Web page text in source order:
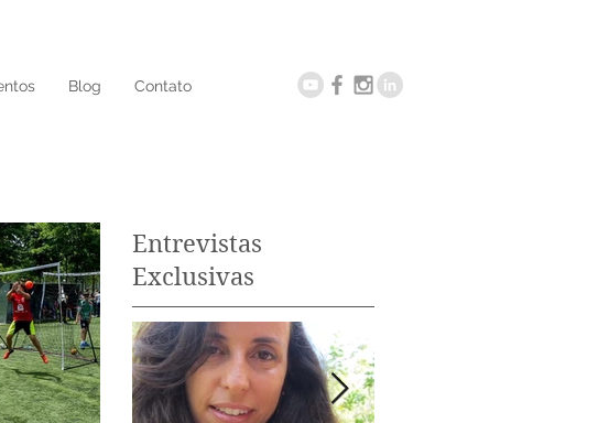
Blog Contato
Entrevistas
Exclusivas